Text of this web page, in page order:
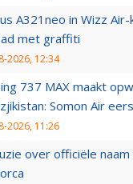
A321neo in Wizz
met graffiti
2026, 12:34
737 MAX maakt
Somon Air
2026, 11:26
over officiële naam